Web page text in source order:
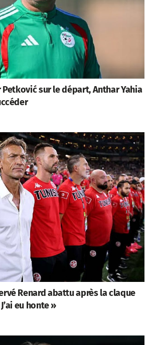
sur le départ, Anthar Yahia
Renard abattu après la claque
eu honte »